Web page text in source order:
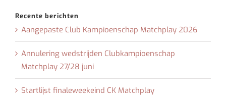
Recente berichten
Aangepaste Club Kampioenschap Matchplay 2026
Annulering wedstrijden Clubkampioenschap
Matchplay 27/28 juni
Startlijst finaleweekeind CK Matchplay